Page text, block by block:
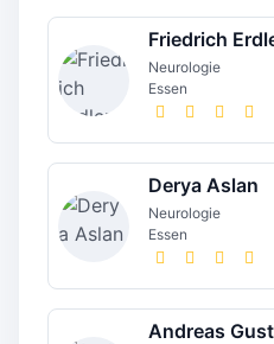
Friedrich
Neurologie
Essen
Derya Aslan
Neurologie
Essen
Andreas